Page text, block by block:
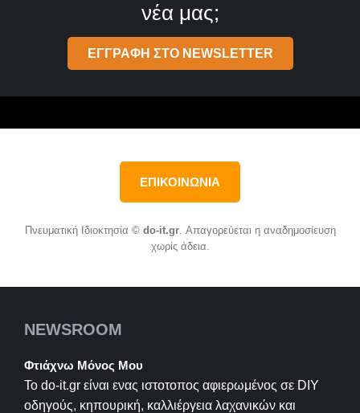
νέα μας;
ΕΓΓΡΑΦΗ ΣΤΟ NEWSLETTER
ΕΠΙΚΟΙΝΩΝΙΑ
Πνευματική Ιδιοκτησία © do-it.gr. Απαγορεύεται η αναδημοσίευση
χωρίς άδεια.
NEWSROOM
Φτιάχνω Μόνος Μου
Το do-it.gr είναι ενας ιστοτοπος αφιερωμένος σε DIY
οδηγούς, κηπουρική, καλλιέργεια λαχανικών και